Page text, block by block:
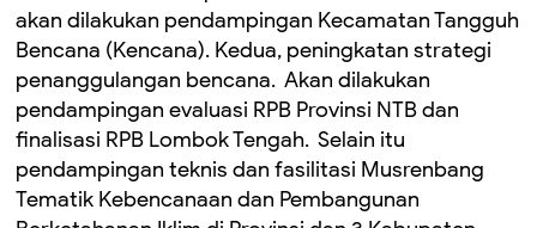
akan dilakukan pendampingan Kecamatan Tangguh
Bencana (Kencana). Kedua, peningkatan strategi
penanggulangan bencana. Akan dilakukan
pendampingan evaluasi RPB Provinsi NTB dan
finalisasi RPB Lombok Tengah. ‎ Selain itu
pendampingan teknis dan fasilitasi Musrenbang
Tematik Kebencanaan dan Pembangunan